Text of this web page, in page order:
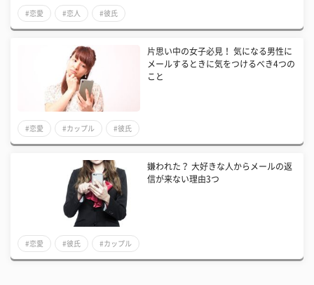
#恋愛 #恋人 #彼氏
片思い中の女子必見！ 気になる男性に
メールするときに気をつけるべき4つの
こと
#恋愛 #カップル #彼氏
嫌われた？ 大好きな人からメールの返
信が来ない理由3つ
#恋愛 #彼氏 #カップル